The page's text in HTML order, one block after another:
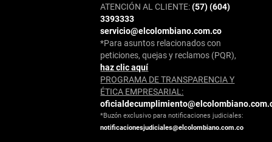
ATENCIÓN AL CLIENTE:(57) (604)
3393333
servicio@elcolombiano.com.co
*Para asuntos relacionados con
peticiones, quejas y reclamos (PQR),
haz clic aquí
PROGRAMA DE TRANSPARENCIA Y
ÉTICA EMPRESARIAL:
*Buzón exclusivo para notificaciones judiciales:
notificacionesjudiciales@elcolombiano.com.co